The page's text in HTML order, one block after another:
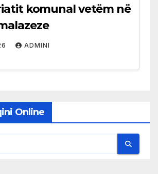
komunal vetëm në
ADMINI
Online